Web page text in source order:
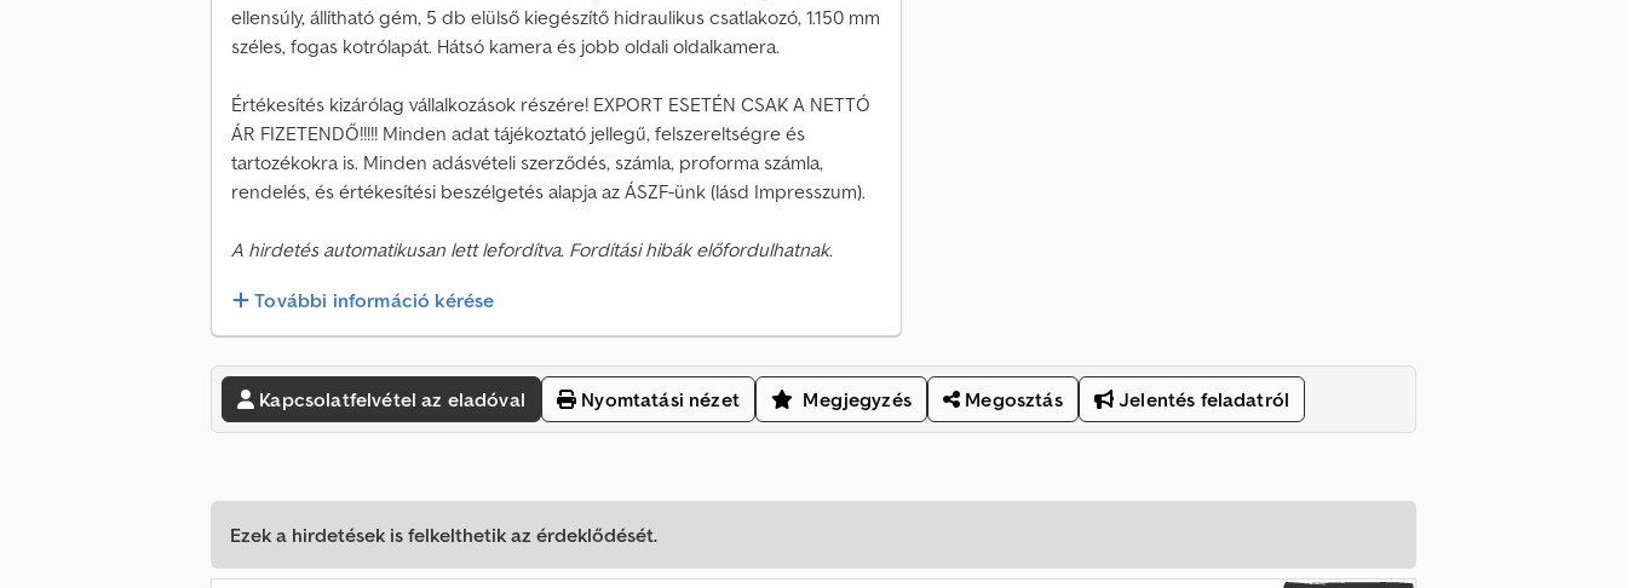
ellensúly, állítható gém, 5 db elülső kiegészítő hidraulikus csatlakozó, 1.150 mm
széles, fogas kotrólapát. Hátsó kamera és jobb oldali oldalkamera.
Értékesítés kizárólag vállalkozások részére! EXPORT ESETÉN CSAK A NETTÓ
ÁR FIZETENDŐ!!!!! Minden adat tájékoztató jellegű, felszereltségre és
tartozékokra is. Minden adásvételi szerződés, számla, proforma számla,
rendelés, és értékesítési beszélgetés alapja az ÁSZF-ünk (lásd Impresszum).
A hirdetés automatikusan lett lefordítva. Fordítási hibák előfordulhatnak.
További információ kérése
Kapcsolatfelvétel az eladóval Nyomtatási nézet Megjegyzés Megosztás Jelentés feladatról
Ezek a hirdetések is felkelthetik az érdeklődését.